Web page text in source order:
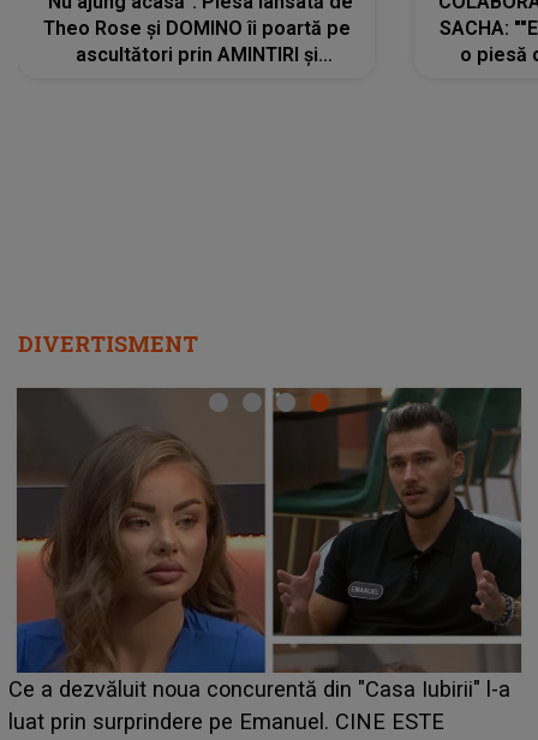
Theo Rose și DOMINO îi poartă pe
ascultători prin AMINTIRI și
SACHA:
o piesă
DIVERTISMENT
Iubirii" l-a
ESTE
HOROSCOP de weekend, 8-9
care riscă să rămână fără bani. O